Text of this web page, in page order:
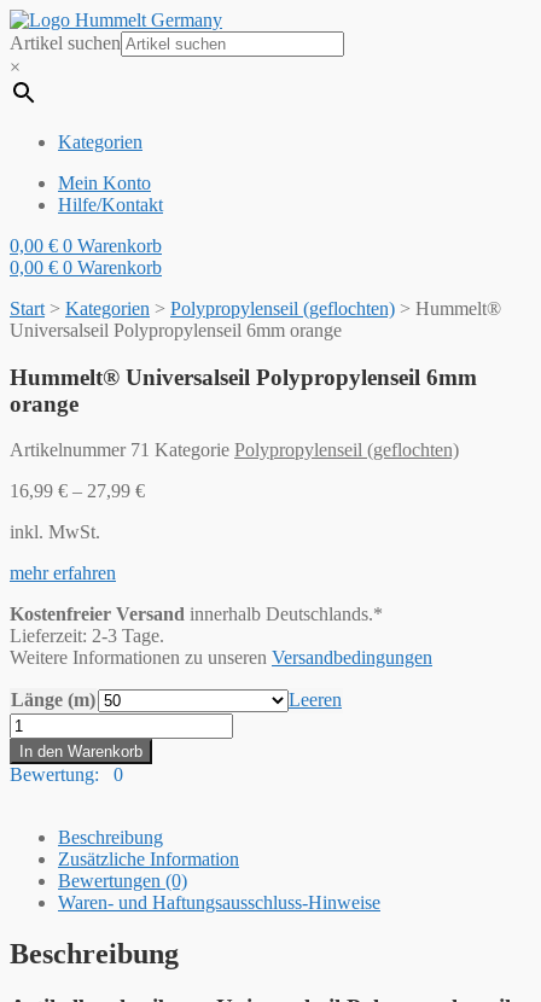
Artikel suchen
×
Kategorien
Mein Konto
Hilfe/Kontakt
0,00 € 0 Warenkorb
0,00 € 0 Warenkorb
Start > Kategorien > Polypropylenseil (geflochten) > Hummelt®
Universalseil Polypropylenseil 6mm orange
Hummelt® Universalseil Polypropylenseil 6mm
orange
Artikelnummer 71 Kategorie Polypropylenseil (geflochten)
16,99 € – 27,99 €
inkl. MwSt.
mehr erfahren
Kostenfreier Versand innerhalb Deutschlands.*
Lieferzeit: 2-3 Tage.
Weitere Informationen zu unseren Versandbedingungen
Länge (m)
Leeren
Hummelt®
Universalseil
Polypropylenseil
6mm
Menge
In den Warenkorb
Bewertung: 0
Beschreibung
Zusätzliche Information
Bewertungen (0)
Waren- und Haftungsausschluss-Hinweise
Beschreibung